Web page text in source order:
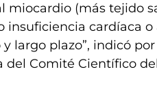
miocardio (más tejido
insuficiencia cardíaca
largo plazo”, indicó
del Comité Científico del